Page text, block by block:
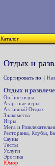
Каталог
Отдых и
Сортировать по: |
Отдых и
On-line игры
Азартные игры
Активный Отдых
Знакомства
Игры
Мега и
Рестораны, Клубы,
Сауны
Тесты
Услуги
Эротика
Юмор